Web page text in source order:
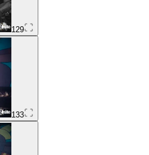
129
133